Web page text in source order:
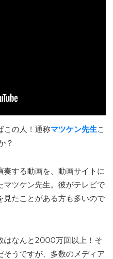
この人！通称マツケン先生こ
？
する動画を、動画サイトに
マツケン先生。彼がテレビで
見たことがある方も多いので
はなんと2000万回以上！そ
そうですが、多数のメディア